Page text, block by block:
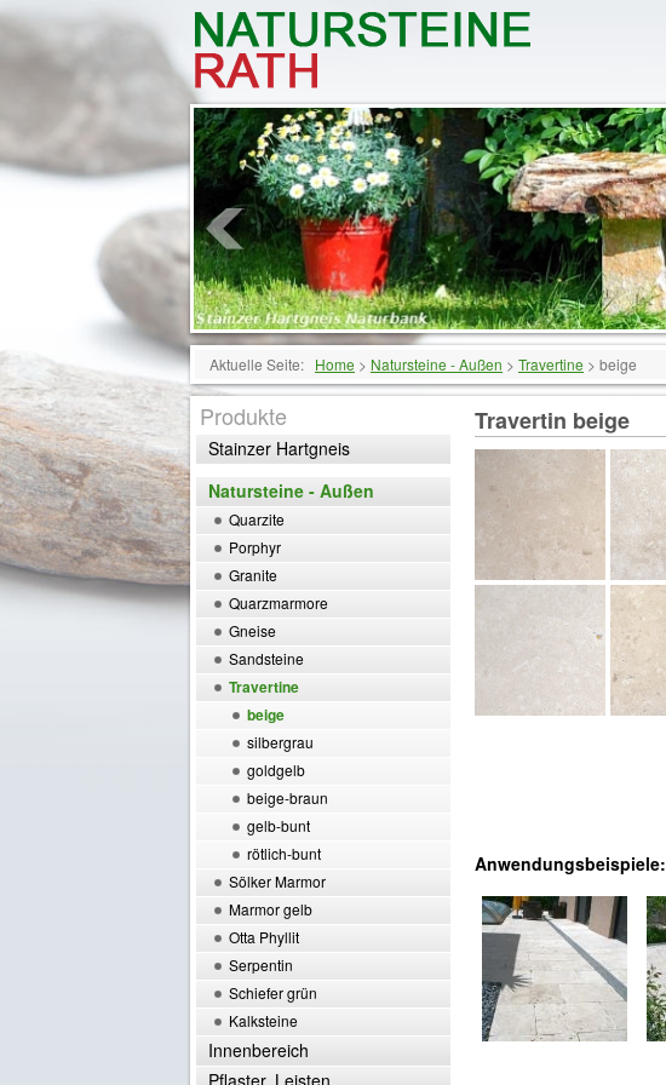
Aktuelle Seite: Home > Natursteine - Außen > Travertine > beige
Produkte
Stainzer Hartgneis
Natursteine - Außen
Quarzite
Porphyr
Granite
Quarzmarmore
Gneise
Sandsteine
Travertine
beige
silbergrau
goldgelb
beige-braun
gelb-bunt
rötlich-bunt
Sölker Marmor
Marmor gelb
Otta Phyllit
Serpentin
Schiefer grün
Kalksteine
Innenbereich
Travertin beige
Anwendungsbeispiele: